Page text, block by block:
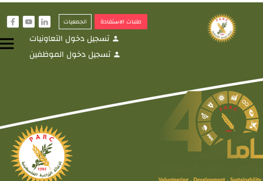
طلبات الاستفادة الجمعيات i
y
f
person تسجيل دخول التعاونيات
person تسجيل دخول الموظفين